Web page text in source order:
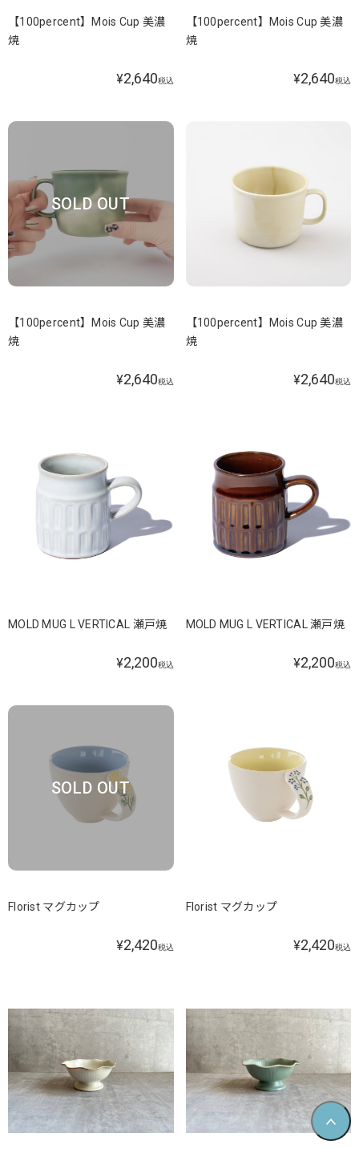
【100percent】Mois Cup 美濃
焼
¥2,640税込
【100percent】Mois Cup 美濃
焼
¥2,640税込
SOLD OUT
【100percent】Mois Cup 美濃
焼
¥2,640税込
【100percent】Mois Cup 美濃
焼
¥2,640税込
MOLD MUG L VERTICAL 瀬戸焼
¥2,200税込
MOLD MUG L VERTICAL 瀬戸焼
¥2,200税込
SOLD OUT
Florist マグカップ
¥2,420税込
Florist マグカップ
¥2,420税込